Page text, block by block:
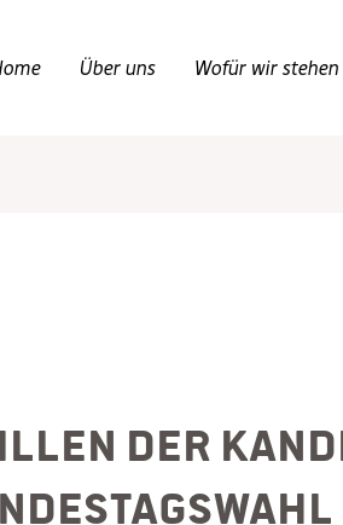
Über uns Wofür wir stehen
der